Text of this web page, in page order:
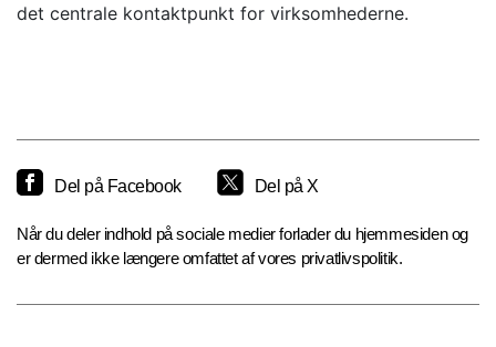
det centrale kontaktpunkt for virksomhederne.
Del på Facebook Del på X
Når du deler indhold på sociale medier forlader du hjemmesiden og
er dermed ikke længere omfattet af vores privatlivspolitik.